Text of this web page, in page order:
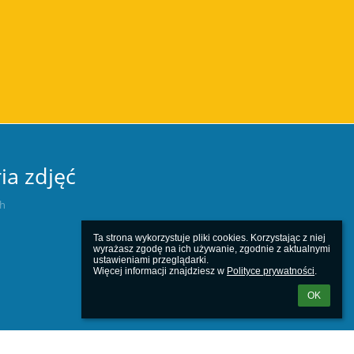
Ta strona wykorzystuje pliki cookies. Korzystając z niej
wyrażasz zgodę na ich używanie, zgodnie z aktualnymi
ustawieniami przeglądarki.
Więcej informacji znajdziesz w Polityce prywatności.
OK
zdjęć